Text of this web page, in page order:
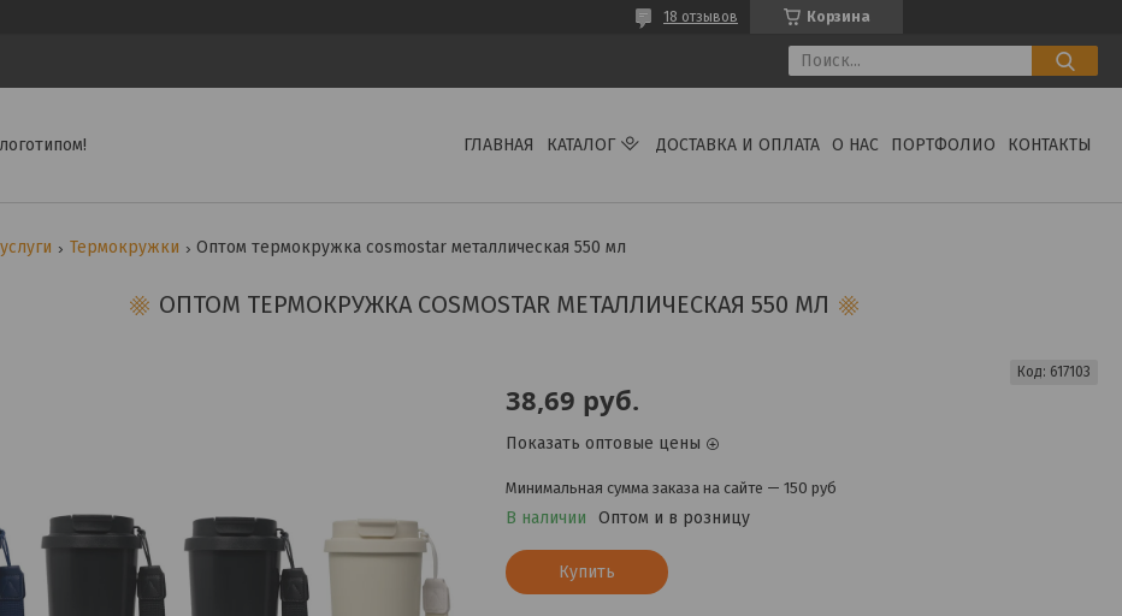
Корзина
18 отзывов
ГЛАВНАЯ КАТАЛОГ ДОСТАВКА И ОПЛАТА О НАС ПОРТФОЛИО КОНТАКТЫ
Термокружки Оптом термокружка cosmostar металлическая 550 мл
ОПТОМ ТЕРМОКРУЖКА COSMOSTAR МЕТАЛЛИЧЕСКАЯ 550 МЛ
38,69 руб.
Показать оптовые цены
Минимальная сумма заказа на сайте — 150 руб
В наличии Оптом и в розницу
Код: 617103
Купить